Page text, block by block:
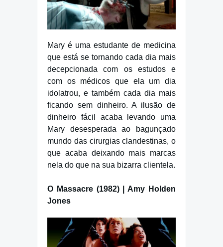
Mary é uma estudante de medicina
que está se tornando cada dia mais
decepcionada com os estudos e
com os médicos que ela um dia
idolatrou, e também cada dia mais
ficando sem dinheiro. A ilusão de
dinheiro fácil acaba levando uma
Mary desesperada ao bagunçado
mundo das cirurgias clandestinas, o
que acaba deixando mais marcas
nela do que na sua bizarra clientela.
O Massacre (1982) | Amy Holden
Jones